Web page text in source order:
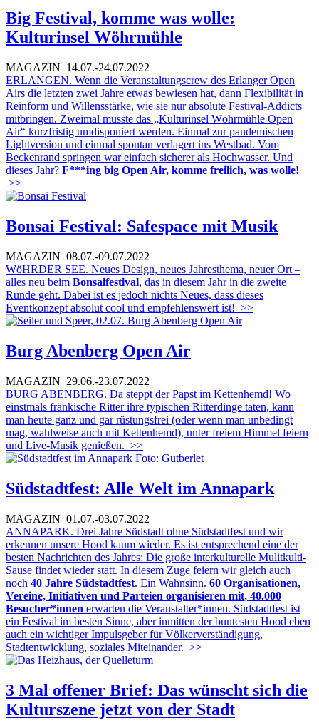
Big Festival, komme was wolle:
Kulturinsel Wöhrmühle
MAGAZIN 14.07.-24.07.2022
ERLANGEN. Wenn die Veranstaltungscrew des Erlanger Open
Airs die letzten zwei Jahre etwas bewiesen hat, dann Flexibilität in
Reinform und Willensstärke, wie sie nur absolute Festival-Addicts
mitbringen. Zweimal musste das „Kulturinsel Wöhrmühle Open
Air“ kurzfristig umdisponiert werden. Einmal zur pandemischen
Lightversion und einmal spontan verlagert ins Westbad. Vom
Beckenrand springen war einfach sicherer als Hochwasser. Und
dieses Jahr? F***ing big Open Air, komme freilich, was wolle!
>>
Bonsai Festival: Safespace mit Musik
MAGAZIN 08.07.-09.07.2022
WöHRDER SEE. Neues Design, neues Jahresthema, neuer Ort –
alles neu beim Bonsaifestival, das in diesem Jahr in die zweite
Runde geht. Dabei ist es jedoch nichts Neues, dass dieses
Eventkonzept absolut cool und empfehlenswert ist! >>
Burg Abenberg Open Air
MAGAZIN 29.06.-23.07.2022
BURG ABENBERG. Da steppt der Papst im Kettenhemd! Wo
einstmals fränkische Ritter ihre typischen Ritterdinge taten, kann
man heute ganz und gar rüstungsfrei (oder wenn man unbedingt
mag, wahlweise auch mit Kettenhemd), unter freiem Himmel feiern
und Live-Musik genießen. >>
Südstadtfest: Alle Welt im Annapark
MAGAZIN 01.07.-03.07.2022
ANNAPARK. Drei Jahre Südstadt ohne Südstadtfest und wir
erkennen unsere Hood kaum wieder. Es ist entsprechend eine der
besten Nachrichten des Jahres: Die große interkulturelle Mulitkulti-
Sause findet wieder statt. In diesem Zuge feiern wir gleich auch
noch 40 Jahre Südstadtfest. Ein Wahnsinn. 60 Organisationen,
Vereine, Initiativen und Parteien organisieren mit, 40.000
Besucher*innen erwarten die Veranstalter*innen. Südstadtfest ist
ein Festival im besten Sinne, aber inmitten der buntesten Hood eben
auch ein wichtiger Impulsgeber für Völkerverständigung,
Stadtentwicklung, soziales Miteinander. >>
3 Mal offener Brief: Das wünscht sich die
Kulturszene jetzt von der Stadt